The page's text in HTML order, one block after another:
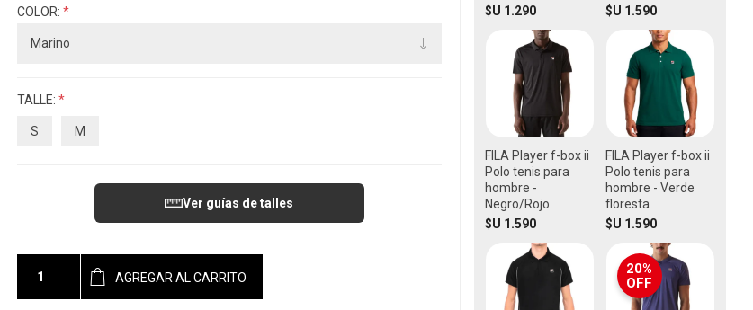
COLOR: *
TALLE: *
S M
Ver guías de talles
AGREGAR AL CARRITO
$U 1.290
$U 1.590
FILA Player f-box ii
Polo tenis para
hombre -
Negro/Rojo
$U 1.590
FILA Player f-box ii
Polo tenis para
hombre - Verde
floresta
$U 1.590
20%
OFF